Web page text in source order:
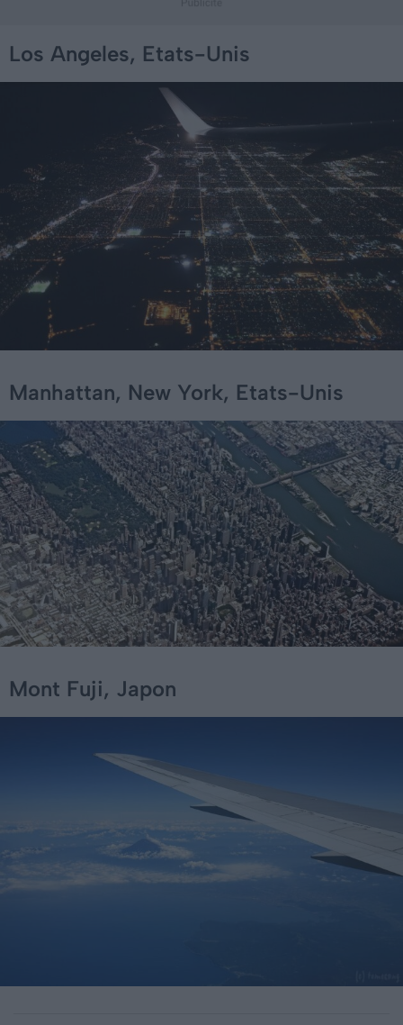
Los Angeles, Etats-Unis
Manhattan, New York, Etats-Unis
Mont Fuji, Japon